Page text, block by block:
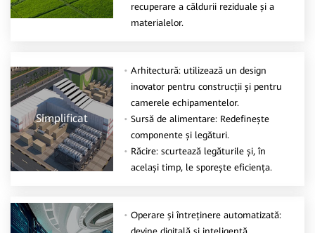
recuperare a căldurii reziduale și a
materialelor.
Simplificat
Arhitectură: utilizează un design
inovator pentru construcții și pentru
camerele echipamentelor.
Sursă de alimentare: Redefinește
componente și legături.
Răcire: scurtează legăturile și, în
același timp, le sporește eficiența.
Operare și întreținere automatizată: